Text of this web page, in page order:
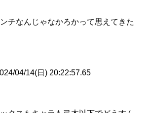
チなんじゃなかろかって思えてきた
04/14(日) 20:22:57.65